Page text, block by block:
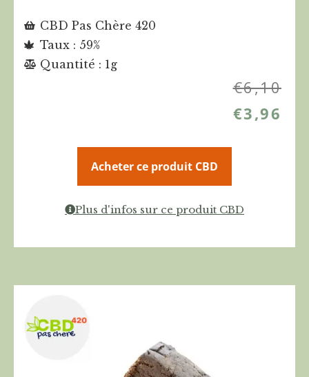
CBD Pas Chère 420
Taux : 59%
Quantité : 1g
€6,10
€3,96
Acheter ce produit CBD
Plus d'infos sur ce produit CBD